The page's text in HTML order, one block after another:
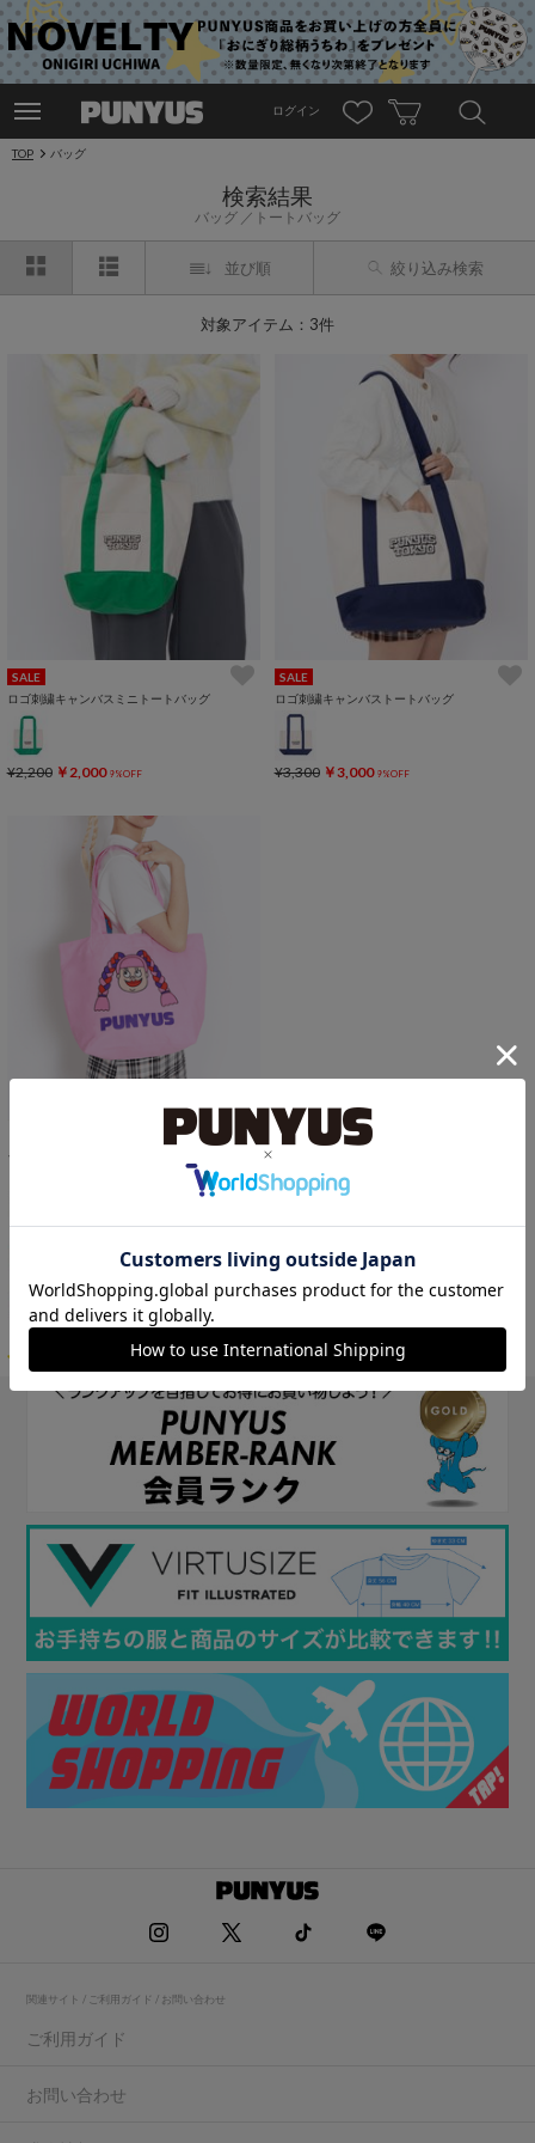
ログイン
TOP バッグ
検索結果
バッグ トートバッグ
並び順 絞り込み検索
対象アイテム：3件
SALE
ロゴ刺繍キャンバスミニトートバッグ
¥2,200 ￥2,000 9%OFF
SALE
ロゴ刺繍キャンバストートバッグ
¥3,300 ￥3,000 9%OFF
フード柄トートバッグ
￥2,750
関連サイト / ご利用ガイド / お問い合わせ
ご利用ガイド
お問い合わせ